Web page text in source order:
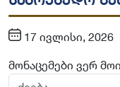
17 ივლისი, 2026
მონაცემები ვერ